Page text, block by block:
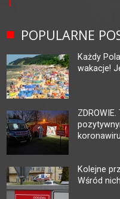
POPULARNE
Każdy
wakacje!
Kolejne
Wśród